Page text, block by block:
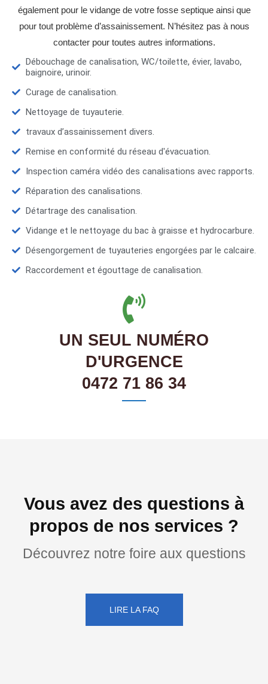
également pour le vidange de votre fosse septique ainsi que
pour tout problème d’assainissement. N’hésitez pas à nous
contacter pour toutes autres informations.
Débouchage de canalisation, WC/toilette, évier, lavabo,
baignoire, urinoir.
Curage de canalisation.
Nettoyage de tuyauterie.
travaux d’assainissement divers.
Remise en conformité du réseau d'évacuation.
Inspection caméra vidéo des canalisations avec rapports.
Réparation des canalisations.
Détartrage des canalisation.
Vidange et le nettoyage du bac à graisse et hydrocarbure.
Désengorgement de tuyauteries engorgées par le calcaire.
Raccordement et égouttage de canalisation.
UN SEUL NUMÉRO
D'URGENCE
0472 71 86 34
Vous avez des questions à
propos de nos services ?
Découvrez notre foire aux questions
LIRE LA FAQ